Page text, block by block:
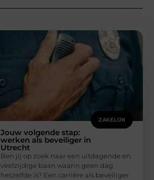
ZAKELIJK
Jouw volgende stap:
werken als beveiliger in
Utrecht
Ben jij op zoek naar een uitdagende en
veelzijdige baan waarin geen dag
hetzelfde is? Een carrière als beveiliger